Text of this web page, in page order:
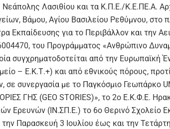
Νεάπολης Λασιθίου και τα Κ.Π.Ε./Κ.Ε.ΠΕ.Α.
Βάμου, Αγίου Βασιλείου Ρεθύμνου, στο
Εκπαίδευσης για το Περιβάλλον και την
του Προγράμματος «Ανθρώπινο
συγχρηματοδοτείται από την Ευρωπαϊκή
– Ε.Κ.Τ.+) και από εθνικούς πόρους,
σε συνεργασία με το Παγκόσμιο Γεωπάρκο
ΓΗΣ (GEO STORIES)», το 2ο Ε.Κ.Φ.Ε.
Ερευνών (ΙΝ.ΣΠ.Ε.) το 6ο Θερινό Σχολείο
Παρασκευή 3 Ιουλίου έως και την